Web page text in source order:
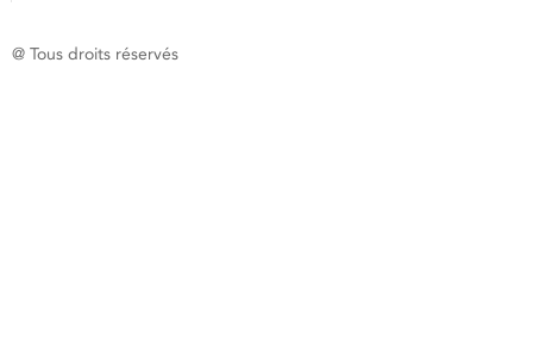
@ Tous droits réservés